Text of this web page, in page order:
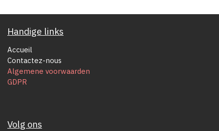
Handige links
Accueil
Contactez-nous
Algemene voorwaarden
GDPR
Volg ons